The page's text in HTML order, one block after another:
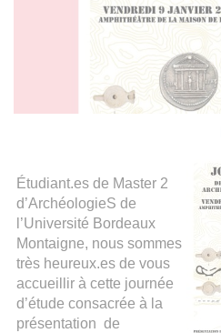
Étudiant.es de Master 2
d’ArchéologieS de
l’Université Bordeaux
Montaigne, nous sommes
très heureux.es de vous
accueillir à cette journée
d’étude consacrée à la
présentation de